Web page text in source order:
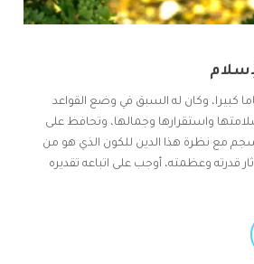
كبيرا، وكان له السبق في وضع القواعد
واستقرارها وجمالها، وتحافظ على
مع نظرة هذا الدين للكون الذي هو من
قدرته وعظمته، أوجب على اتباعه تقديره